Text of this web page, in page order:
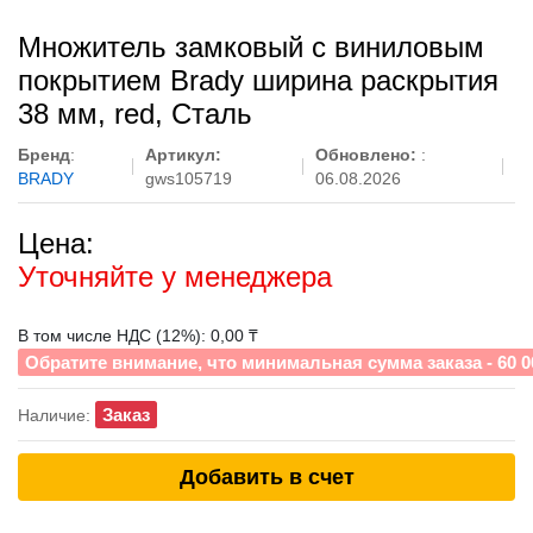
Множитель замковый с виниловым
покрытием Brady ширина раскрытия
38 мм, red, Сталь
Бренд:
BRADY
Артикул:
gws105719
Обновлено: :
06.08.2026
Цена:
Уточняйте у менеджера
В том числе НДС (12%): 0,00 ₸
Обратите внимание, что минимальная сумма заказа - 60
Наличие: Заказ
Добавить в счет